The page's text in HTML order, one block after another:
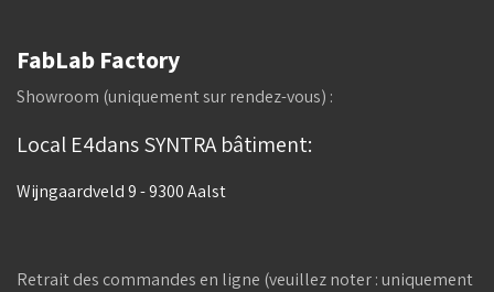
FabLab Factory
Showroom (uniquement sur rendez-vous) :
Local E4dans SYNTRA bâtiment:
Wijngaardveld 9 - 9300 Aalst
Retrait des commandes en ligne (veuillez noter : uniquement